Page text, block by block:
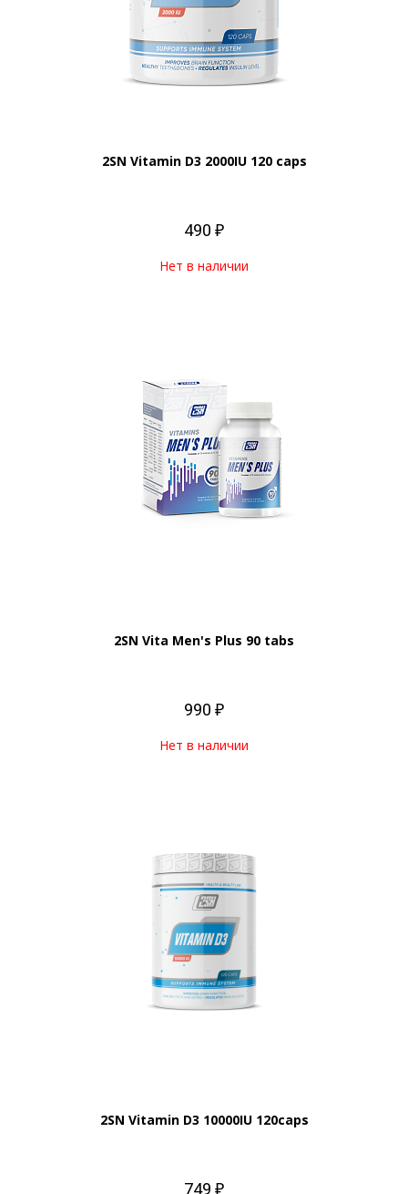
2SN Vitamin D3 2000IU 120 caps
490 ₽
Нет в наличии
2SN Vita Men's Plus 90 tabs
990 ₽
Нет в наличии
2SN Vitamin D3 10000IU 120caps